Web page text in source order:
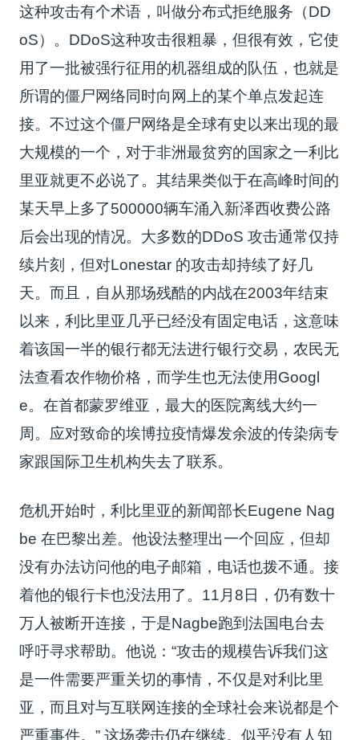
这种攻击有个术语，叫做分布式拒绝服务（DD
oS）。DDoS这种攻击很粗暴，但很有效，它使
用了一批被强行征用的机器组成的队伍，也就是
所谓的僵尸网络同时向网上的某个单点发起连
接。不过这个僵尸网络是全球有史以来出现的最
大规模的一个，对于非洲最贫穷的国家之一利比
里亚就更不必说了。其结果类似于在高峰时间的
某天早上多了500000辆车涌入新泽西收费公路
后会出现的情况。大多数的DDoS 攻击通常仅持
续片刻，但对Lonestar 的攻击却持续了好几
天。而且，自从那场残酷的内战在2003年结束
以来，利比里亚几乎已经没有固定电话，这意味
着该国一半的银行都无法进行银行交易，农民无
法查看农作物价格，而学生也无法使用Googl
e。在首都蒙罗维亚，最大的医院离线大约一
周。应对致命的埃博拉疫情爆发余波的传染病专
家跟国际卫生机构失去了联系。
危机开始时，利比里亚的新闻部长Eugene Nag
be 在巴黎出差。他设法整理出一个回应，但却
没有办法访问他的电子邮箱，电话也拨不通。接
着他的银行卡也没法用了。11月8日，仍有数十
万人被断开连接，于是Nagbe跑到法国电台去
呼吁寻求帮助。他说：“攻击的规模告诉我们这
是一件需要严重关切的事情，不仅是对利比里
亚，而且对与互联网连接的全球社会来说都是个
严重事件。” 这场袭击仍在继续。似乎没有人知